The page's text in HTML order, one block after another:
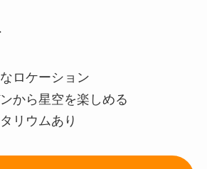
ロケーション
から星空を楽しめる
リウムあり